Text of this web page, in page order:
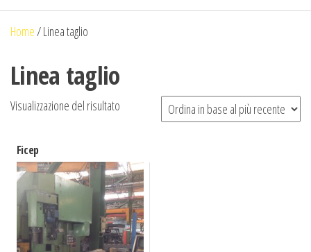
Home/Linea taglio
Linea taglio
Visualizzazione del risultato
Ficep